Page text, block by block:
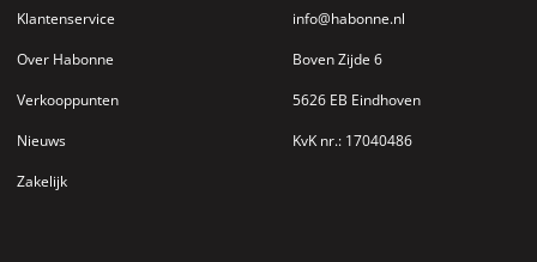
Klantenservice
Over Habonne
Verkooppunten
Nieuws
Zakelijk
info@habonne.nl
Boven Zijde 6
5626 EB Eindhoven
KvK nr.: 17040486